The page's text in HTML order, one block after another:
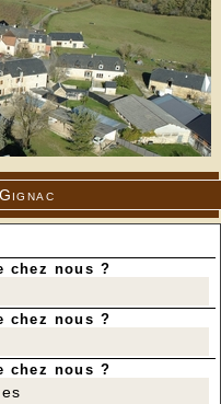
chez nous ?
chez nous ?
chez nous ?